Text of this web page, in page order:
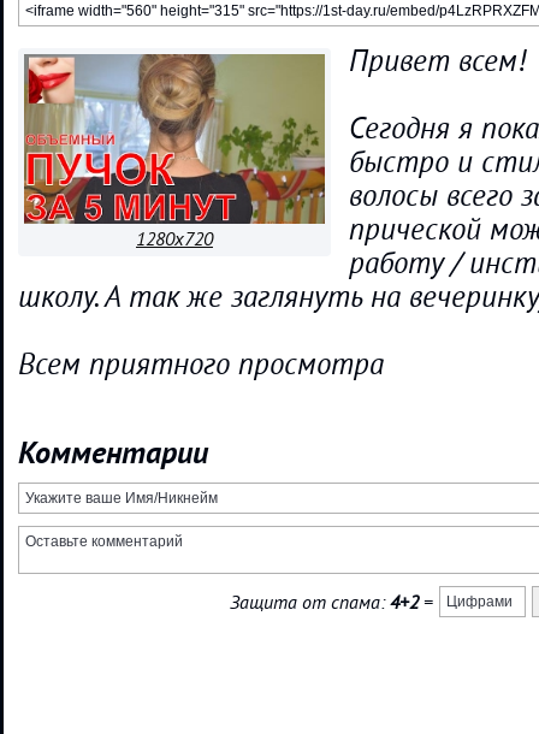
1280x720
Привет всем!
Сегодня я
быстро и
волосы всего
прической
работу /
школу. А так же заглянуть на
Всем приятного просмотра
Комментарии
Защита от спама:4+2=